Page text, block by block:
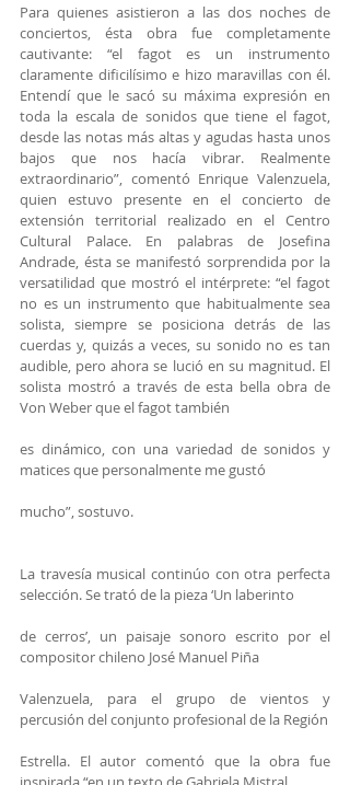
Para quienes asistieron a las dos noches de
conciertos, ésta obra fue completamente
cautivante: “el fagot es un instrumento
claramente dificilísimo e hizo maravillas con él.
Entendí que le sacó su máxima expresión en
toda la escala de sonidos que tiene el fagot,
desde las notas más altas y agudas hasta unos
bajos que nos hacía vibrar. Realmente
extraordinario”, comentó Enrique Valenzuela,
quien estuvo presente en el concierto de
extensión territorial realizado en el Centro
Cultural Palace. En palabras de Josefina
Andrade, ésta se manifestó sorprendida por la
versatilidad que mostró el intérprete: “el fagot
no es un instrumento que habitualmente sea
solista, siempre se posiciona detrás de las
cuerdas y, quizás a veces, su sonido no es tan
audible, pero ahora se lució en su magnitud. El
solista mostró a través de esta bella obra de
Von Weber que el fagot también
es dinámico, con una variedad de sonidos y
matices que personalmente me gustó
mucho”, sostuvo.
La travesía musical continúo con otra perfecta
selección. Se trató de la pieza ‘Un laberinto
de cerros’, un paisaje sonoro escrito por el
compositor chileno José Manuel Piña
Valenzuela, para el grupo de vientos y
percusión del conjunto profesional de la Región
Estrella. El autor comentó que la obra fue